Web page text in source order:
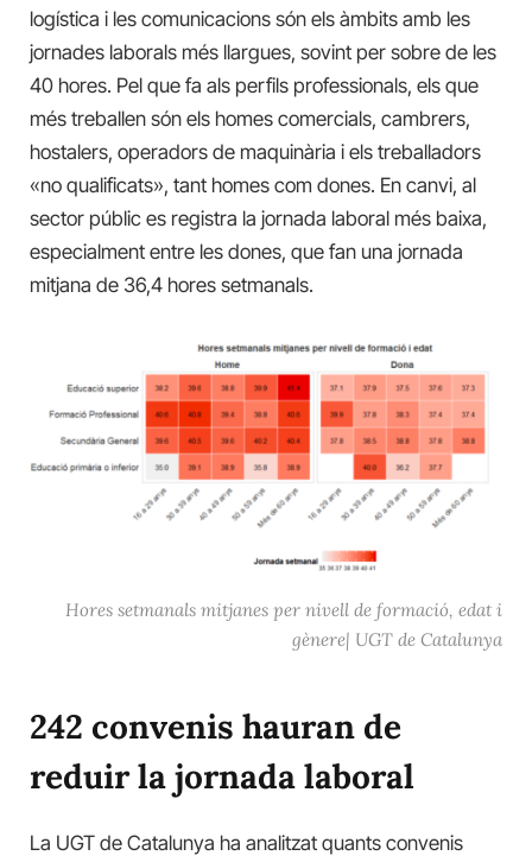
logística i les comunicacions són els àmbits amb les
jornades laborals més llargues, sovint per sobre de les
40 hores. Pel que fa als perfils professionals, els que
més treballen són els homes comercials, cambrers,
hostalers, operadors de maquinària i els treballadors
«no qualificats», tant homes com dones. En canvi, al
sector públic es registra la jornada laboral més baixa,
especialment entre les dones, que fan una jornada
mitjana de 36,4 hores setmanals.
Hores setmanals mitjanes per nivell de formació, edat i
gènere| UGT de Catalunya
242 convenis hauran de
reduir la jornada laboral
La UGT de Catalunya ha analitzat quants convenis